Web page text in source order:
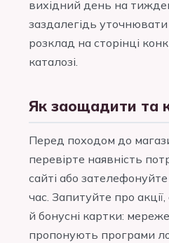
вихідний день на
заздалегідь
розклад на сторінці
каталозі.
Як заощадити та
Перед походом до
перевірте наявність
сайті або
час. Запитуйте про
й бонусні картки:
пропонують програми